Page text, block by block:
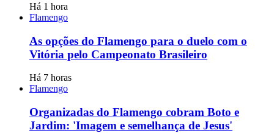
Há 1 hora
Flamengo
As opções do Flamengo para o duelo com o
Vitória pelo Campeonato Brasileiro
Há 7 horas
Flamengo
Organizadas do Flamengo cobram Boto e
Jardim: 'Imagem e semelhança de Jesus'